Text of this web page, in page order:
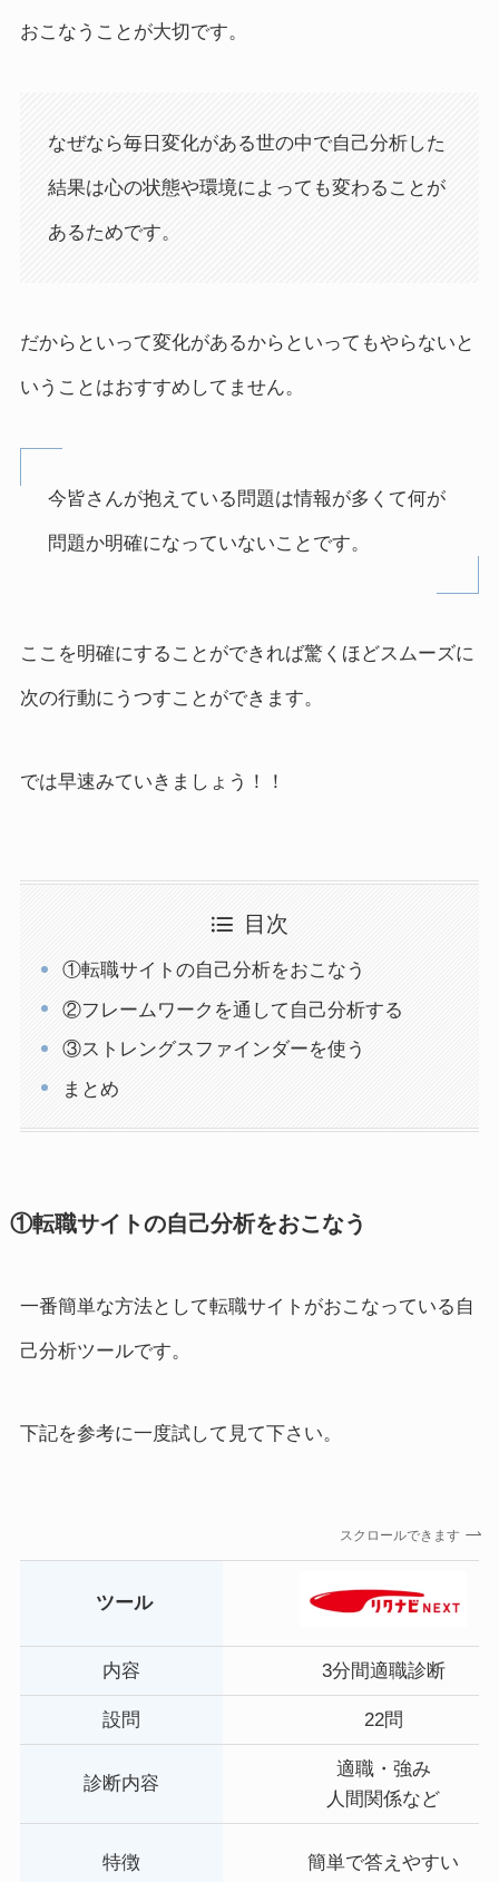
おこなうことが大切です。
なぜなら毎日変化がある世の中で自己分析した
結果は心の状態や環境によっても変わることが
あるためです。
だからといって変化があるからといってもやらないと
いうことはおすすめしてません。
今皆さんが抱えている問題は情報が多くて何が
問題か明確になっていないことです。
ここを明確にすることができれば驚くほどスムーズに
次の行動にうつすことができます。
では早速みていきましょう！！
目次
①転職サイトの自己分析をおこなう
②フレームワークを通して自己分析する
③ストレングスファインダーを使う
まとめ
①転職サイトの自己分析をおこなう
一番簡単な方法として転職サイトがおこなっている自
己分析ツールです。
下記を参考に一度試して見て下さい。
スクロールできます
ツール
内容 3分間適職診断
設問 22問
診断内容
適職・強み
人間関係など
特徴 簡単で答えやすい